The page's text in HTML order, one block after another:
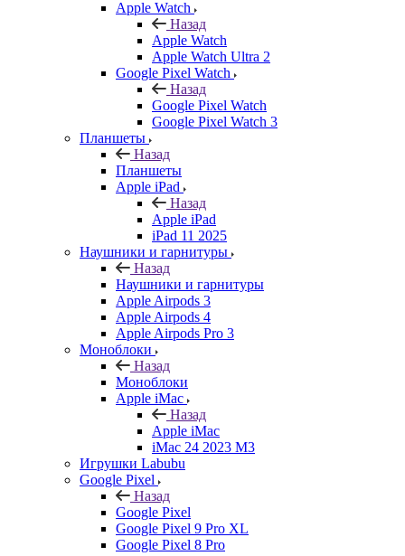
Apple Watch
Назад
Apple Watch
Apple Watch Ultra 2
Google Pixel Watch
Назад
Google Pixel Watch
Google Pixel Watch 3
Планшеты
Назад
Планшеты
Apple iPad
Назад
Apple iPad
iPad 11 2025
Наушники и гарнитуры
Назад
Наушники и гарнитуры
Apple Airpods 3
Apple Airpods 4
Apple Airpods Pro 3
Моноблоки
Назад
Моноблоки
Apple iMac
Назад
Apple iMac
iMac 24 2023 M3
Игрушки Labubu
Google Pixel
Назад
Google Pixel
Google Pixel 9 Pro XL
Google Pixel 8 Pro